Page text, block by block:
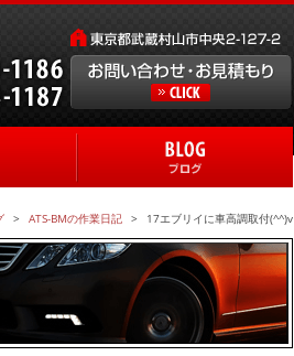
ATS-BMの作業日記 17エブリイに車高調取付(^^)v